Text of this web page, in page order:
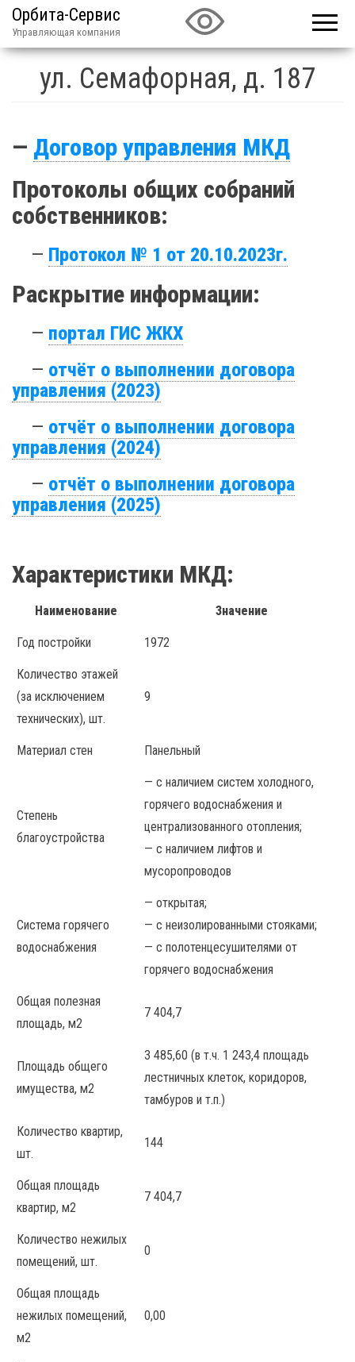
Орбита-Сервис
Управляющая компания
ул. Семафорная, д. 187
— Договор управления МКД
Протоколы общих собраний
собственников:
— Протокол № 1 от 20.10.2023г.
Раскрытие информации:
— портал ГИС ЖКХ
— отчёт о выполнении договора
управления (2023)
— отчёт о выполнении договора
управления (2024)
— отчёт о выполнении договора
управления (2025)
Характеристики МКД:
Наименование Значение
Год постройки 1972
Количество этажей
(за исключением
технических), шт.
9
Материал стен Панельный
Степень
благоустройства
— с наличием систем холодного,
горячего водоснабжения и
централизованного отопления;
— с наличием лифтов и
мусоропроводов
Система горячего
водоснабжения
— открытая;
— с неизолированными стояками;
— с полотенцесушителями от
горячего водоснабжения
Общая полезная
площадь, м2
7 404,7
Площадь общего
имущества, м2
3 485,60 (в т.ч. 1 243,4 площадь
лестничных клеток, коридоров,
тамбуров и т.п.)
Количество квартир,
шт.
144
Общая площадь
квартир, м2
7 404,7
Количество нежилых
помещений, шт.
0
Общая площадь
нежилых помещений,
м2
0,00